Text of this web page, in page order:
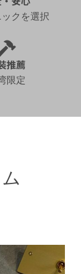
クを選択
推薦
限定